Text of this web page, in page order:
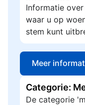
Informatie
waar u op
stem kunt
Meer
Categorie:
De categorie